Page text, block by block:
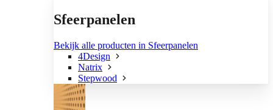
Sfeerpanelen
Bekijk alle producten in Sfeerpanelen
4Design
Natrix
Stepwood